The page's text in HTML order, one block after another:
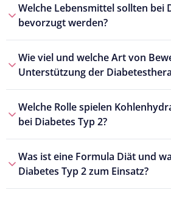
Welche Lebensmittel sollten bei
bevorzugt werden?
Wie viel und welche Art von
Unterstützung der
Welche Rolle spielen
bei Diabetes Typ 2?
Was ist eine Formula Diät und
Diabetes Typ 2 zum Einsatz?